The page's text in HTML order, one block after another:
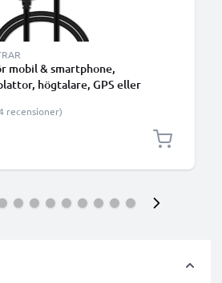
mobil & smartphone,
högtalare, GPS eller
recensioner)